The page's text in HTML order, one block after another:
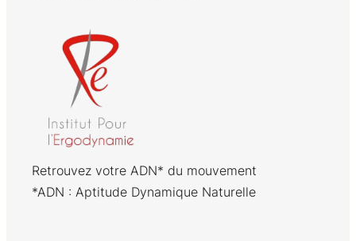
Retrouvez votre ADN* du mouvement
*ADN : Aptitude Dynamique Naturelle